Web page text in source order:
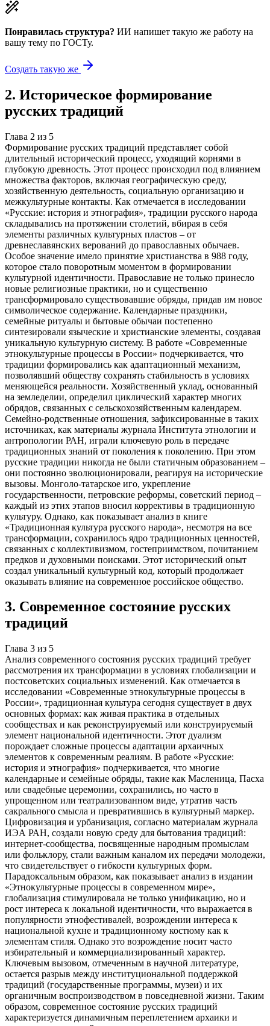
Понравилась структура? ИИ напишет такую же работу на
вашу тему по ГОСТу.
Создать такую же
2. Историческое формирование
русских традиций
Глава 2 из 5
Формирование русских традиций представляет собой
длительный исторический процесс, уходящий корнями в
глубокую древность. Этот процесс происходил под влиянием
множества факторов, включая географическую среду,
хозяйственную деятельность, социальную организацию и
межкультурные контакты. Как отмечается в исследовании
«Русские: история и этнография», традиции русского народа
складывались на протяжении столетий, вбирая в себя
элементы различных культурных пластов – от
древнеславянских верований до православных обычаев.
Особое значение имело принятие христианства в 988 году,
которое стало поворотным моментом в формировании
культурной идентичности. Православие не только принесло
новые религиозные практики, но и существенно
трансформировало существовавшие обряды, придав им новое
символическое содержание. Календарные праздники,
семейные ритуалы и бытовые обычаи постепенно
синтезировали языческие и христианские элементы, создавая
уникальную культурную систему. В работе «Современные
этнокультурные процессы в России» подчеркивается, что
традиции формировались как адаптационный механизм,
позволявший обществу сохранять стабильность в условиях
меняющейся реальности. Хозяйственный уклад, основанный
на земледелии, определил циклический характер многих
обрядов, связанных с сельскохозяйственным календарем.
Семейно-родственные отношения, зафиксированные в таких
источниках, как материалы журнала Института этнологии и
антропологии РАН, играли ключевую роль в передаче
традиционных знаний от поколения к поколению. При этом
русские традиции никогда не были статичным образованием –
они постоянно эволюционировали, реагируя на исторические
вызовы. Монголо-татарское иго, укрепление
государственности, петровские реформы, советский период –
каждый из этих этапов вносил коррективы в традиционную
культуру. Однако, как показывает анализ в книге
«Традиционная культура русского народа», несмотря на все
трансформации, сохранилось ядро традиционных ценностей,
связанных с коллективизмом, гостеприимством, почитанием
предков и духовными поисками. Этот исторический опыт
создал уникальный культурный код, который продолжает
оказывать влияние на современное российское общество.
3. Современное состояние русских
традиций
Глава 3 из 5
Анализ современного состояния русских традиций требует
рассмотрения их трансформации в условиях глобализации и
постсоветских социальных изменений. Как отмечается в
исследовании «Современные этнокультурные процессы в
России», традиционная культура сегодня существует в двух
основных формах: как живая практика в отдельных
сообществах и как реконструируемый или конструируемый
элемент национальной идентичности. Этот дуализм
порождает сложные процессы адаптации архаичных
элементов к современным реалиям. В работе «Русские:
история и этнография» подчеркивается, что многие
календарные и семейные обряды, такие как Масленица, Пасха
или свадебные церемонии, сохранились, но часто в
упрощенном или театрализованном виде, утратив часть
сакрального смысла и превратившись в культурный маркер.
Цифровизация и урбанизация, согласно материалам журнала
ИЭА РАН, создали новую среду для бытования традиций:
интернет-сообщества, посвященные народным промыслам
или фольклору, стали важным каналом их передачи молодежи,
что свидетельствует о гибкости культурных форм.
Парадоксальным образом, как показывает анализ в издании
«Этнокультурные процессы в современном мире»,
глобализация стимулировала не только унификацию, но и
рост интереса к локальной идентичности, что выражается в
популярности этнофестивалей, возрождении интереса к
национальной кухне и традиционному костюму как к
элементам стиля. Однако это возрождение носит часто
избирательный и коммерциализированный характер.
Ключевым вызовом, отмеченным в научной литературе,
остается разрыв между институциональной поддержкой
традиций (государственные программы, музеи) и их
органичным воспроизводством в повседневной жизни. Таким
образом, современное состояние русских традиций
характеризуется динамичным переплетением архаики и